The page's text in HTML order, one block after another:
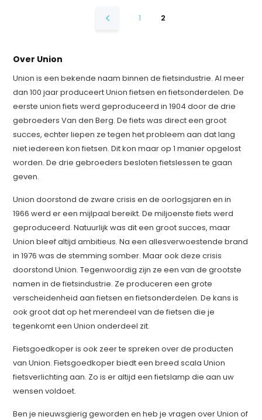
1 2
Over Union
Union is een bekende naam binnen de fietsindustrie. Al meer
dan 100 jaar produceert Union fietsen en fietsonderdelen. De
eerste union fiets werd geproduceerd in 1904 door de drie
gebroeders Van den Berg. De fiets was direct een groot
succes, echter liepen ze tegen het probleem aan dat lang
niet iedereen kon fietsen. Dit kon maar op 1 manier opgelost
worden. De drie gebroeders besloten fietslessen te gaan
geven.
Union doorstond de zware crisis en de oorlogsjaren en in
1966 werd er een mijlpaal bereikt. De miljoenste fiets werd
geproduceerd. Natuurlijk was dit een groot succes, maar
Union bleef altijd ambitieus. Na een allesverwoestende brand
in 1976 was de stemming somber. Maar ook deze crisis
doorstond Union. Tegenwoordig zijn ze een van de grootste
namen in de fietsindustrie. Ze produceren een grote
verscheidenheid aan fietsen en fietsonderdelen. De kans is
ook groot dat op het merendeel van de fietsen die je
tegenkomt een Union onderdeel zit.
Fietsgoedkoper is ook zeer te spreken over de producten
van Union. Fietsgoedkoper biedt een breed scala Union
fietsverlichting aan. Zo is er altijd een fietslamp die aan uw
wensen voldoet.
Ben je nieuwsgierig geworden en heb je vragen over Union of